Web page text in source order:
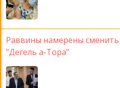
Раввины намерены
"Дегель а-Тора"